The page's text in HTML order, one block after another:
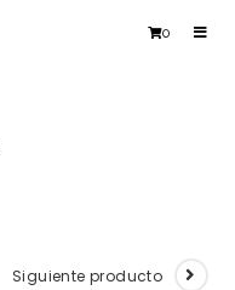
0
Siguiente producto